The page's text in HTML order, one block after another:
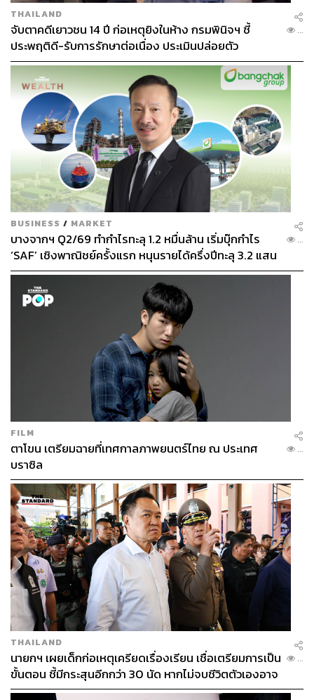
THAILAND
จับตาคดีเยาวชน 14 ปี ก่อเหตุยิงในห้าง กรมพินิจฯ ชี้
ประพฤติดี-รับการรักษาต่อเนื่อง ประเมินปล่อยตัว
...
BUSINESS / MARKET
บางจากฯ Q2/69 ทำกำไรทะลุ 1.2 หมื่นล้าน เริ่มบุ๊กกำไร
‘SAF’ เชิงพาณิชย์ครั้งแรก หนุนรายได้ครึ่งปีทะลุ 3.2 แสน
ล้าน
...
FILM
ตาโขน เตรียมฉายที่เทศกาลภาพยนตร์ไทย ณ ประเทศ
บราซิล
...
THAILAND
นายกฯ เผยเด็กก่อเหตุเครียดเรื่องเรียน เชื่อเตรียมการเป็น
ขั้นตอน ชี้มีกระสุนอีกกว่า 30 นัด หากไม่จบชีวิตตัวเองอาจ
สูญเสียเพิ่ม
...